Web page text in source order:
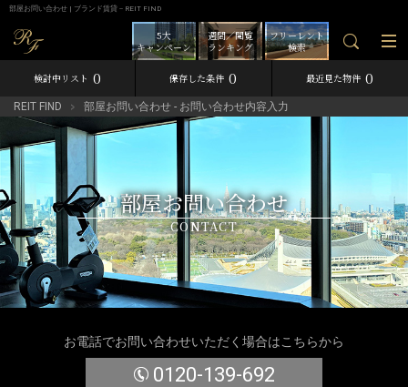
部屋お問い合わせ | ブランド賃貸－REIT FIND
フリーレント
検索
週間／閲覧
ランキング
5大
キャンペーン
検討中リスト 0 保存した条件 0 最近見た物件 0
REIT FIND 部屋お問い合わせ - お問い合わせ内容入力
部屋お問い合わせ
CONTACT
お電話でお問い合わせいただく場合はこちらから
0120-139-692